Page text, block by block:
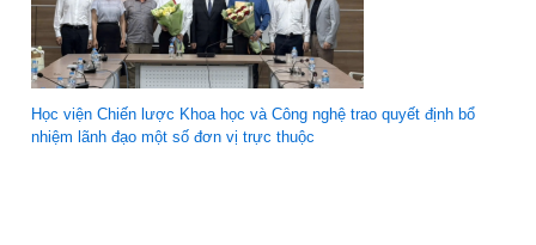
Học viện Chiến lược Khoa học và Công nghệ trao quyết định bổ
nhiệm lãnh đạo một số đơn vị trực thuộc